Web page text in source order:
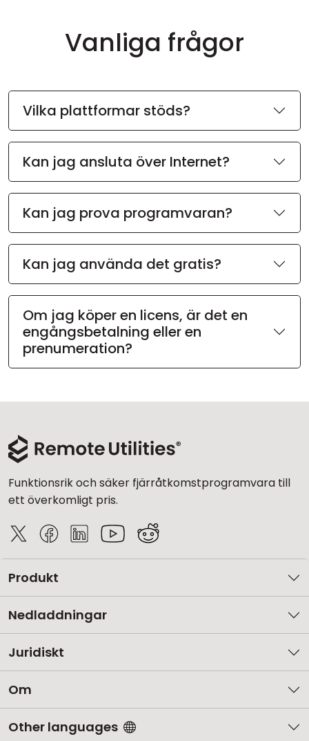
Vanliga frågor
Vilka plattformar stöds?
Kan jag ansluta över Internet?
Kan jag prova programvaran?
Kan jag använda det gratis?
Om jag köper en licens, är det en
engångsbetalning eller en
prenumeration?
Funktionsrik och säker fjärråtkomstprogramvara till
ett överkomligt pris.
Produkt
Nedladdningar
Juridiskt
Om
Other languages